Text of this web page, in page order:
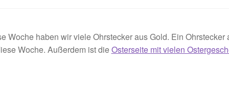
Kasse Liefer- und Versandkosten
Woche haben wir viele Ohrstecker aus Gold. Ein
Woche. Außerdem ist dieOsterseite mit vielen